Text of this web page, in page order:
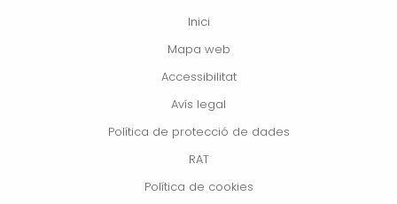
Inici
Mapa web
Accessibilitat
Avís legal
Política de protecció de dades
RAT
Política de cookies